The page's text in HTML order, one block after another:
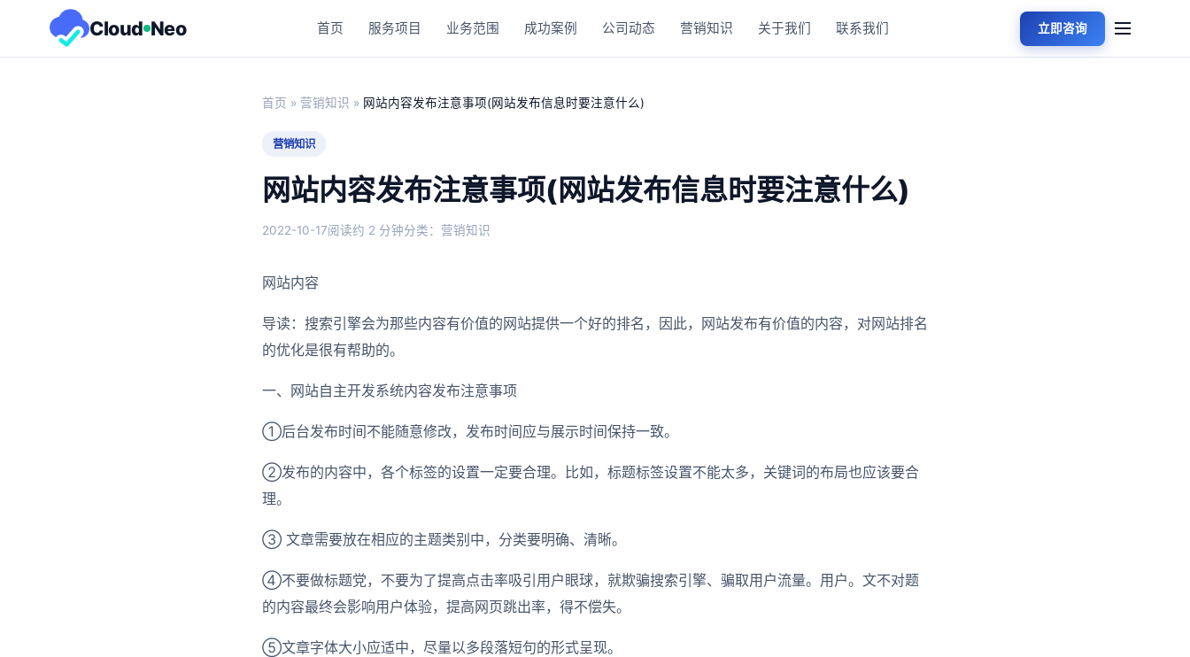
Cloud Neo 首页 服务项目 业务范围 成功案例 公司动态 营销知识 关于我们 联系我们 立即咨询
首页 » 营销知识 » 网站内容发布注意事项(网站发布信息时要注意什么)
营销知识
网站内容发布注意事项(网站发布信息时要注意什么)
2022-10-17阅读约 2 分钟分类：营销知识
网站内容
导读：搜索引擎会为那些内容有价值的网站提供一个好的排名，因此，网站发布有价值的内容，对网站排名
的优化是很有帮助的。
一、网站自主开发系统内容发布注意事项
①后台发布时间不能随意修改，发布时间应与展示时间保持一致。
②发布的内容中，各个标签的设置一定要合理。比如，标题标签设置不能太多，关键词的布局也应该要合
理。
③ 文章需要放在相应的主题类别中，分类要明确、清晰。
④不要做标题党，不要为了提高点击率吸引用户眼球，就欺骗搜索引擎、骗取用户流量。用户。文不对题
的内容最终会影响用户体验，提高网页跳出率，得不偿失。
⑤文章字体大小应适中，尽量以多段落短句的形式呈现。